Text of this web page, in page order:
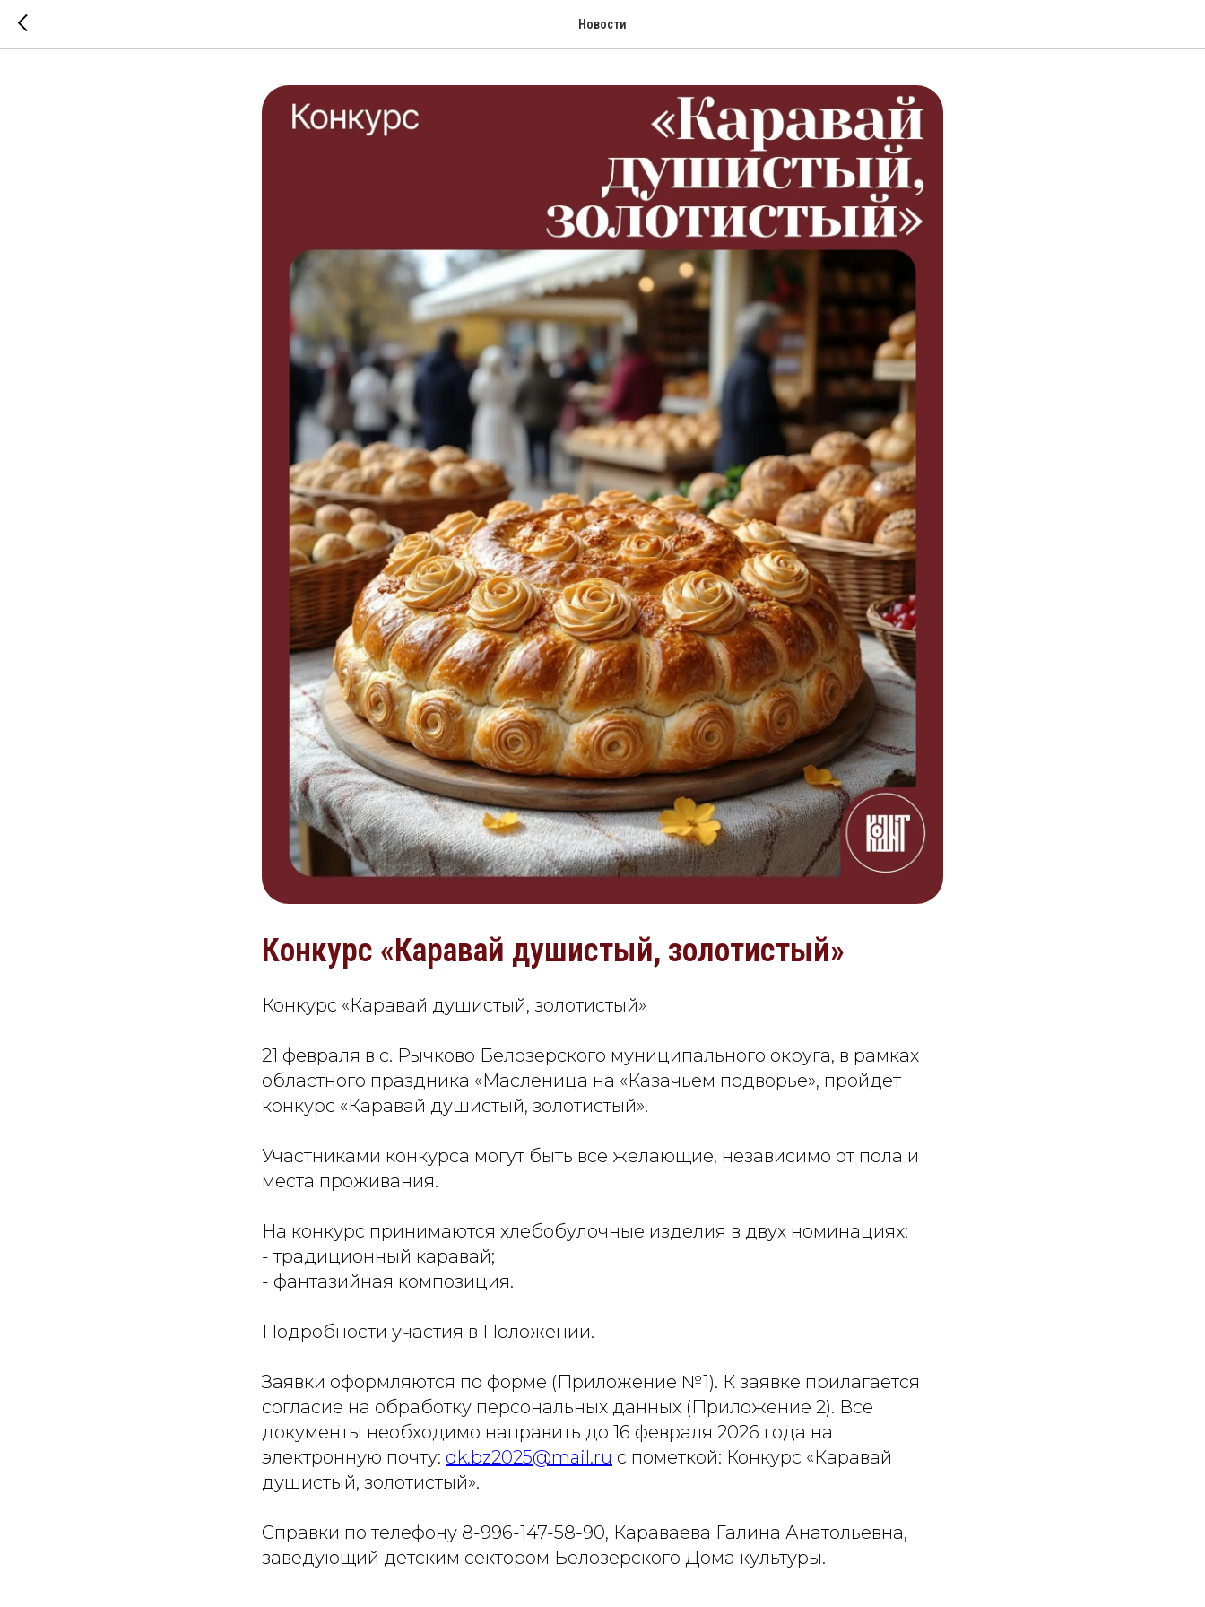
Новости
Конкурс «Каравай душистый, золотистый»
Конкурс «Каравай душистый, золотистый»
21 февраля в с. Рычково Белозерского муниципального округа, в рамках
областного праздника «Масленица на «Казачьем подворье», пройдет
конкурс «Каравай душистый, золотистый».
Участниками конкурса могут быть все желающие, независимо от пола и
места проживания.
На конкурс принимаются хлебобулочные изделия в двух номинациях:
- традиционный каравай;
- фантазийная композиция.
Подробности участия в Положении.
Заявки оформляются по форме (Приложение №1). К заявке прилагается
согласие на обработку персональных данных (Приложение 2). Все
документы необходимо направить до 16 февраля 2026 года на
электронную почту: dk.bz2025@mail.ru с пометкой: Конкурс «Каравай
душистый, золотистый».
Справки по телефону 8-996-147-58-90, Караваева Галина Анатольевна,
заведующий детским сектором Белозерского Дома культуры.